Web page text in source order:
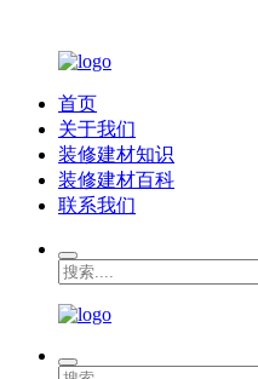
首页
关于我们
装修建材知识
装修建材百科
联系我们